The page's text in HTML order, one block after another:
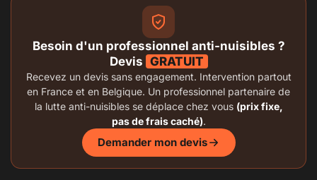
Besoin d'un professionnel anti-nuisibles ?
Devis GRATUIT
Recevez un devis sans engagement. Intervention partout
en France et en Belgique. Un professionnel partenaire de
la lutte anti-nuisibles se déplace chez vous (prix fixe,
pas de frais caché).
Demander mon devis